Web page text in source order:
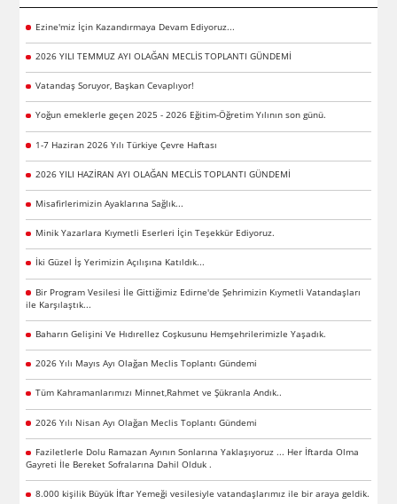
Ezine'miz İçin Kazandırmaya Devam Ediyoruz...
2026 YILI TEMMUZ AYI OLAĞAN MECLİS TOPLANTI GÜNDEMİ
Vatandaş Soruyor, Başkan Cevaplıyor!
Yoğun emeklerle geçen 2025 - 2026 Eğitim-Öğretim Yılının son günü.
1-7 Haziran 2026 Yılı Türkiye Çevre Haftası
2026 YILI HAZİRAN AYI OLAĞAN MECLİS TOPLANTI GÜNDEMİ
Misafirlerimizin Ayaklarına Sağlık...
Minik Yazarlara Kıymetli Eserleri İçin Teşekkür Ediyoruz.
İki Güzel İş Yerimizin Açılışına Katıldık...
Bir Program Vesilesi İle Gittiğimiz Edirne'de Şehrimizin Kıymetli Vatandaşları
ile Karşılaştık...
Baharın Gelişini Ve Hıdırellez Coşkusunu Hemşehrilerimizle Yaşadık.
2026 Yılı Mayıs Ayı Olağan Meclis Toplantı Gündemi
Tüm Kahramanlarımızı Minnet,Rahmet ve Şükranla Andık..
2026 Yılı Nisan Ayı Olağan Meclis Toplantı Gündemi
Faziletlerle Dolu Ramazan Ayının Sonlarına Yaklaşıyoruz ... Her İftarda Olma
Gayreti İle Bereket Sofralarına Dahil Olduk .
8.000 kişilik Büyük İftar Yemeği vesilesiyle vatandaşlarımız ile bir araya geldik.